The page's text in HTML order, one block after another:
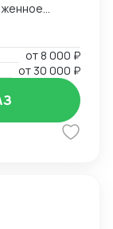
от 8 000 ₽
от 30 000 ₽